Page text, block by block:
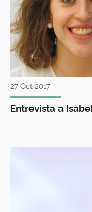
27 Oct 2017
Entrevista a